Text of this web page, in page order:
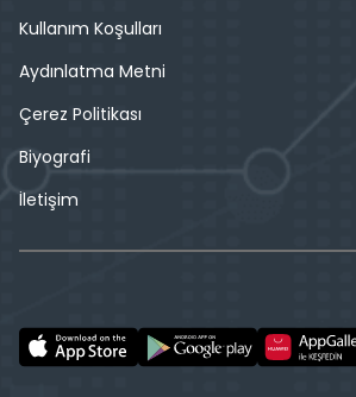
Kullanım Koşulları
Aydınlatma Metni
Çerez Politikası
Biyografi
İletişim